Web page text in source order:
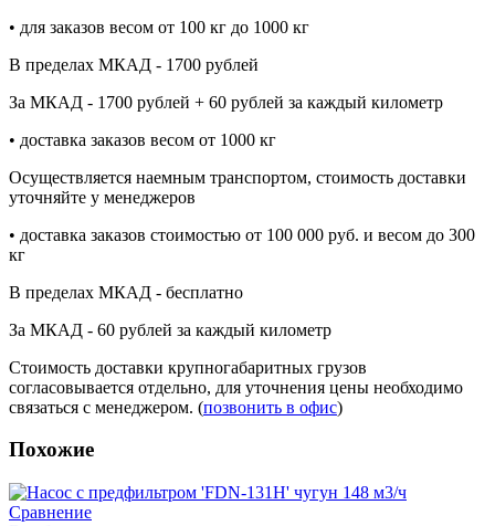
• для заказов весом от 100 кг до 1000 кг
В пределах МКАД - 1700 рублей
За МКАД - 1700 рублей + 60 рублей за каждый километр
• доставка заказов весом от 1000 кг
Осуществляется наемным транспортом, стоимость доставки
уточняйте у менеджеров
• доставка заказов стоимостью от 100 000 руб. и весом до 300
кг
В пределах МКАД - бесплатно
За МКАД - 60 рублей за каждый километр
Стоимость доставки крупногабаритных грузов
согласовывается отдельно, для уточнения цены необходимо
связаться с менеджером. (позвонить в офис)
Похожие
Сравнение